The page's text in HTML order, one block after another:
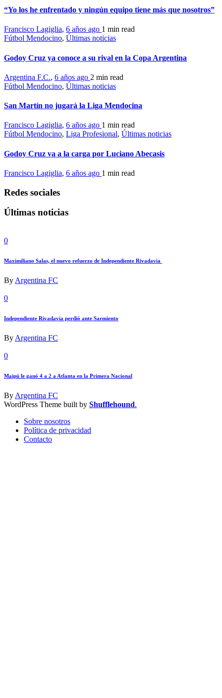
“Yo los he enfrentado y ningún equipo tiene más que nosotros”
Francisco Lagiglia, 6 años ago 1 min read
Fútbol Mendocino, Últimas noticias
Godoy Cruz ya conoce a su rival en la Copa Argentina
Argentina F.C., 6 años ago 2 min read
Fútbol Mendocino, Últimas noticias
San Martín no jugará la Liga Mendocina
Francisco Lagiglia, 6 años ago 1 min read
Fútbol Mendocino, Liga Profesional, Últimas noticias
Godoy Cruz va a la carga por Luciano Abecasis
Francisco Lagiglia, 6 años ago 1 min read
Redes sociales
Últimas noticias
0
Maximiliano Salas, el nuevo refuerzo de Independiente Rivadavia
By Argentina FC
0
Independiente Rivadavia perdió ante Sarmiento
By Argentina FC
0
Maipú le ganó 4 a 2 a Atlanta en la Primera Nacional
By Argentina FC
WordPress Theme built by Shufflehound.
Sobre nosotros
Política de privacidad
Contacto